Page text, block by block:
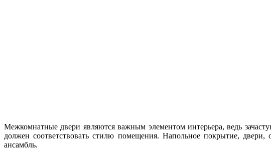
Межкомнатные двери являются важным элементом интерьера, ведь
должен соответствовать стилю помещения. Напольное покрытие, двери,
ансамбль.